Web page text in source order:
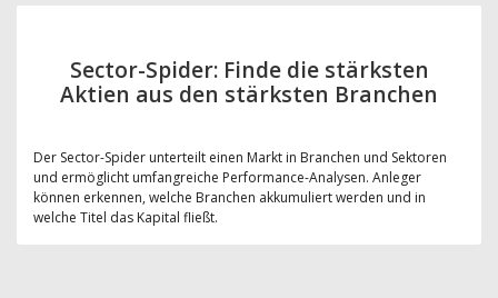
Sector-Spider: Finde die stärksten
Aktien aus den stärksten Branchen
Der Sector-Spider unterteilt einen Markt in Branchen und Sektoren
und ermöglicht umfangreiche Performance-Analysen. Anleger
können erkennen, welche Branchen akkumuliert werden und in
welche Titel das Kapital fließt.